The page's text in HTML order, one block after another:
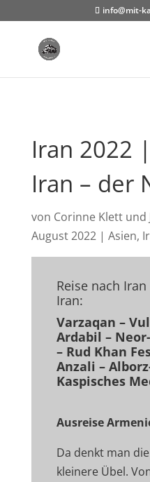
info@mit-
Iran 2022
Iran – der
von Corinne Klett und
August 2022| Asien,
Reise nach
Iran:
Varzaqan –
Ardabil –
– Rud Khan
Anzali –
Kaspisches
Ausreise
Da denkt man
kleinere Übel.